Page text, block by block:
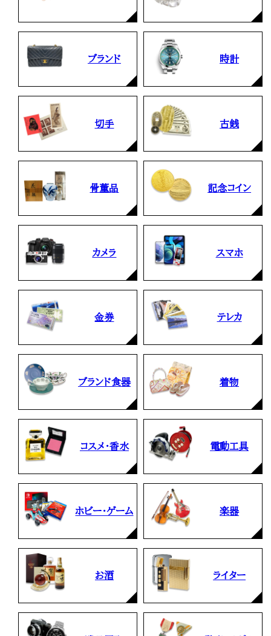
ブランド 時計
切手 古銭
骨董品 記念コイン
カメラ スマホ
金券 テレカ
ブランド食器 着物
コスメ・香水 電動工具
ホビー・ゲーム 楽器
お酒 ライター